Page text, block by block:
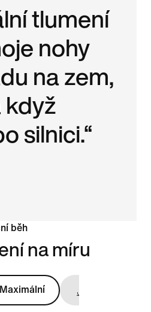
tlumení
nohy
na zem,
když
silnici.“
běh
na míru
Maximální